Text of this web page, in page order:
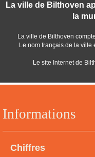
Informations
Chiffres
La ville de Bilthoven
la
La ville de Bilthoven
Le nom français de la ville
Le site Internet de